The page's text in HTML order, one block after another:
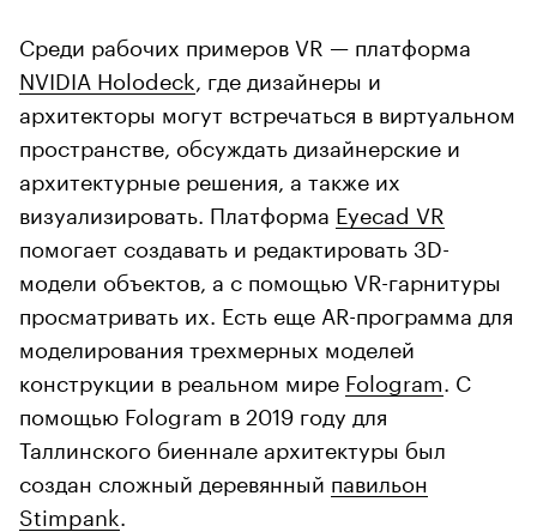
Среди рабочих примеров VR — платформа
NVIDIA Holodeck , где дизайнеры и
архитекторы могут встречаться в виртуальном
пространстве, обсуждать дизайнерские и
архитектурные решения, а также их
визуализировать. Платформа Eyecad VR
помогает создавать и редактировать 3D-
модели объектов, а с помощью VR-гарнитуры
просматривать их. Есть еще AR-программа для
моделирования трехмерных моделей
конструкции в реальном мире Fologram . С
помощью Fologram в 2019 году для
Таллинского биеннале архитектуры был
создан сложный деревянный павильон
Stimpank